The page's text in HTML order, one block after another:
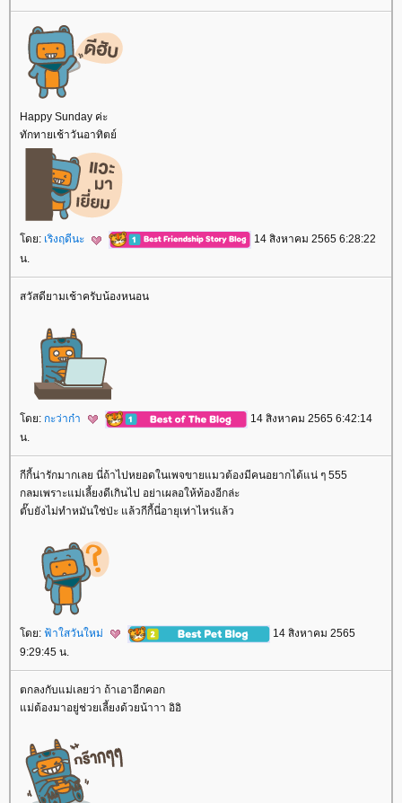
Happy Sunday ค่ะ
ทักทายเช้าวันอาทิตย์
ดย: เริงฤดีนะ
14 สิงหาคม 2565 6:28:22
น.
สวัสดียามเช้าครับน้องหนอน
ดย: กะว่าก๋า
14 สิงหาคม 2565 6:42:14
น.
กีกี้น่ารักมากเลย นี่ถ้าไปหยอดในเพจขายแมวต้องมีคนอยากได้แน่ ๆ 555
กลมเพราะแม่เลี้ยงดีเกินไป อย่าเผลอให้ท้องอีกล่ะ
ตั๊บยังไม่ทำหมันใช่ป่ะ แล้วกีกี้นี่อายุเท่าไหร่แล้ว
ดย: ฟ้าใสวันใหม่
14 สิงหาคม 2565
9:29:45 น.
ตกลงกับแม่เลยว่า ถ้าเอาอีกคอก
ม่ต้องมาอยู่ช่วยเลี้ยงด้วยน้าาา อิอิ